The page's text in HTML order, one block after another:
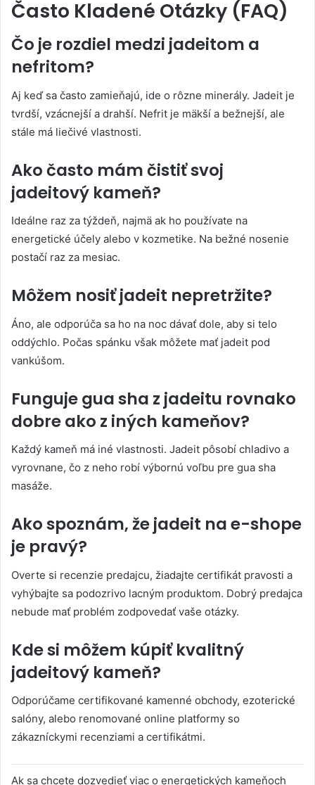
Často Kladené Otázky (FAQ)
Čo je rozdiel medzi jadeitom a
nefritom?
Aj keď sa často zamieňajú, ide o rôzne minerály. Jadeit je
tvrdší, vzácnejší a drahší. Nefrit je mäkší a bežnejší, ale
stále má liečivé vlastnosti.
Ako často mám čistiť svoj
jadeitový kameň?
Ideálne raz za týždeň, najmä ak ho používate na
energetické účely alebo v kozmetike. Na bežné nosenie
postačí raz za mesiac.
Môžem nosiť jadeit nepretržite?
Áno, ale odporúča sa ho na noc dávať dole, aby si telo
oddýchlo. Počas spánku však môžete mať jadeit pod
vankúšom.
Funguje gua sha z jadeitu rovnako
dobre ako z iných kameňov?
Každý kameň má iné vlastnosti. Jadeit pôsobí chladivo a
vyrovnane, čo z neho robí výbornú voľbu pre gua sha
masáže.
Ako spoznám, že jadeit na e-shope
je pravý?
Overte si recenzie predajcu, žiadajte certifikát pravosti a
vyhýbajte sa podozrivo lacným produktom. Dobrý predajca
nebude mať problém zodpovedať vaše otázky.
Kde si môžem kúpiť kvalitný
jadeitový kameň?
Odporúčame certifikované kamenné obchody, ezoterické
salóny, alebo renomované online platformy so
zákazníckymi recenziami a certifikátmi.
Ak sa chcete dozvedieť viac o energetických kameňoch